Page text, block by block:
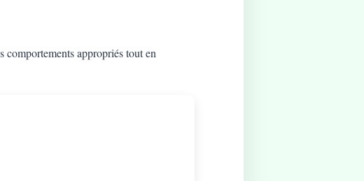
appropriés tout en